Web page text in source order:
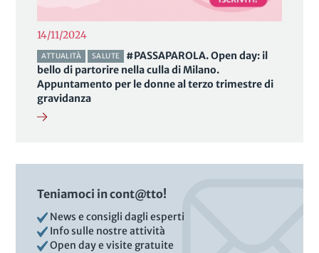
14/11/2024
ATTUALITÀ SALUTE
#PASSAPAROLA. Open day: il
bello di partorire nella culla di Milano.
Appuntamento per le donne al terzo trimestre di
gravidanza
Teniamoci in cont@tto!
News e consigli dagli esperti
Info sulle nostre attività
Open day e visite gratuite